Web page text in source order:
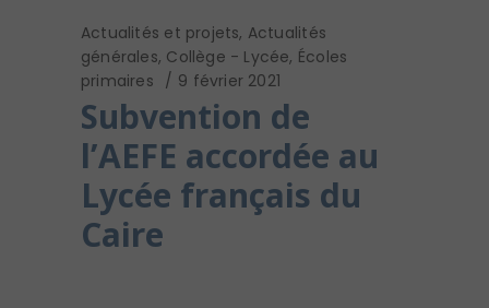
Actualités et projets, Actualités
générales, Collège - Lycée, Écoles
primaires
9 février 2021
Subvention de
l’AEFE accordée au
Lycée français du
Caire